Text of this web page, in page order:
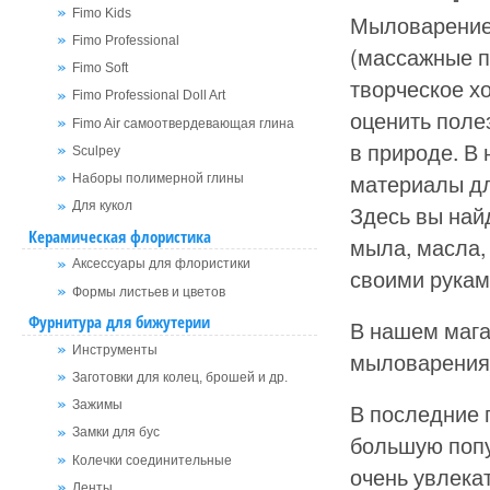
Fimo Kids
Fimo Professional
Fimo Soft
Fimo Professional Doll Art
Fimo Air самоотвердевающая глина
Sculpey
Наборы полимерной глины
Для кукол
Керамическая флористика
Аксессуары для флористики
Формы листьев и цветов
Фурнитура для бижутерии
Инструменты
Заготовки для колец, брошей и др.
Зажимы
Замки для бус
Колечки соединительные
Мыловарение
(массажные
творческое
оценить
в природе. В
материалы
Здесь вы
мыла, масла,
своими
В нашем
В последние
большую
очень